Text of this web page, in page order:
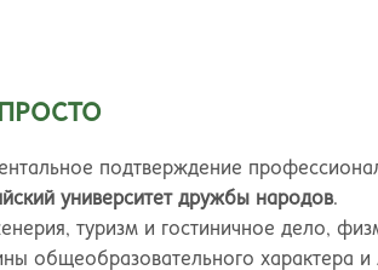
подтверждение
университет дружбы народов.
туризм и гостиничное дело,
общеобразовательного характера и